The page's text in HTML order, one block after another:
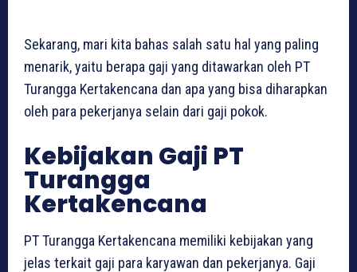
Sekarang, mari kita bahas salah satu hal yang paling
menarik, yaitu berapa gaji yang ditawarkan oleh PT
Turangga Kertakencana dan apa yang bisa diharapkan
oleh para pekerjanya selain dari gaji pokok.
Kebijakan Gaji PT
Turangga
Kertakencana
PT Turangga Kertakencana memiliki kebijakan yang
jelas terkait gaji para karyawan dan pekerjanya. Gaji